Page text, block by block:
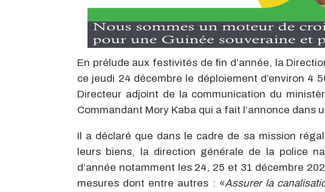
En prélude aux festivités de fin d’année, la
ce jeudi 24 décembre le déploiement d’environ 4
Directeur adjoint de la communication du
Commandant Mory Kaba qui a fait l’annonce dans
Il a déclaré que dans le cadre de sa mission
leurs biens, la direction générale de la police
d’année notamment les 24, 25 et 31 décembre
mesures dont entre autres : «Assurer la